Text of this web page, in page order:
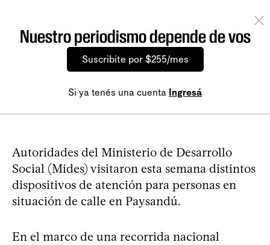
Nuestro periodismo depende de vos
Suscribite por $255/mes
Si ya tenés una cuenta Ingresá
Autoridades del Ministerio de Desarrollo
Social (Mides) visitaron esta semana distintos
dispositivos de atención para personas en
situación de calle en Paysandú.
En el marco de una recorrida nacional